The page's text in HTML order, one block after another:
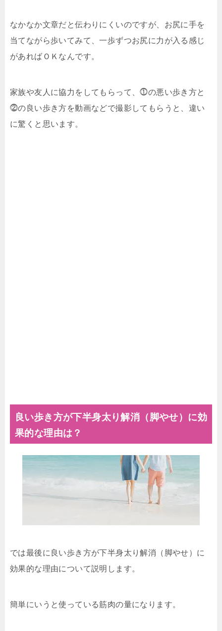
なかなか文章だと伝わりにくいのですが、お尻に手を
当てながら歩いてみて、一歩ずつお尻に力が入る感じ
があればＯＫなんです。
家族や友人に協力をしてもらって、⓵の悪い歩き方と
⓶の良い歩き方を動画などで撮影してもらうと、違い
に驚くと思います。
良い歩き方が下半身太り解消（脚やせ）に効
果的な理由は？
では最後に良い歩き方が下半身太り解消（脚やせ）に
効果的な理由について説明します。
簡単にいうと使っている筋肉の量になります。